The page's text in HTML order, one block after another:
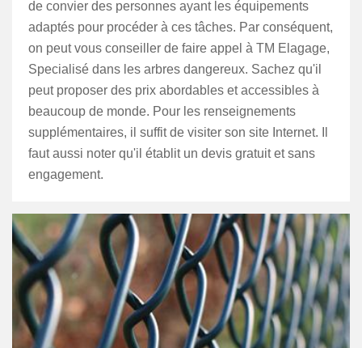
de convier des personnes ayant les équipements
adaptés pour procéder à ces tâches. Par conséquent,
on peut vous conseiller de faire appel à TM Elagage,
Specialisé dans les arbres dangereux. Sachez qu'il
peut proposer des prix abordables et accessibles à
beaucoup de monde. Pour les renseignements
supplémentaires, il suffit de visiter son site Internet. Il
faut aussi noter qu'il établit un devis gratuit et sans
engagement.